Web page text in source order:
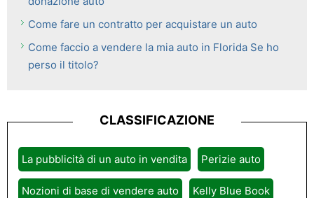
Come fare un contratto per acquistare un auto
Come faccio a vendere la mia auto in Florida Se ho
perso il titolo?
CLASSIFICAZIONE
La pubblicità di un auto in vendita Perizie auto
Nozioni di base di vendere auto Kelly Blue Book